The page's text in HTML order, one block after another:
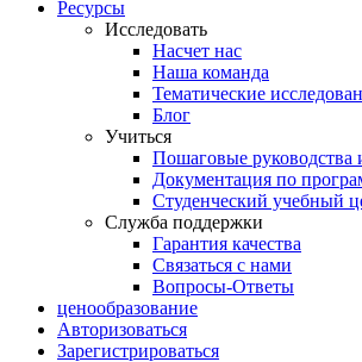
Ресурсы
Исследовать
Насчет нас
Наша команда
Тематические
Блог
Учиться
Пошаговые руководства
Документация по
Студенческий учебный
Служба поддержки
Гарантия качества
Связаться с нами
Вопросы-Ответы
ценообразование
Авторизоваться
Зарегистрироваться